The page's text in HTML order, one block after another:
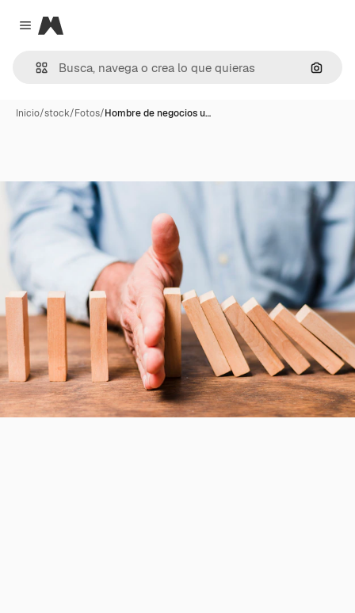
Close menu
Magnific
Inicio/stock/Fotos/Hombre de negocios u…